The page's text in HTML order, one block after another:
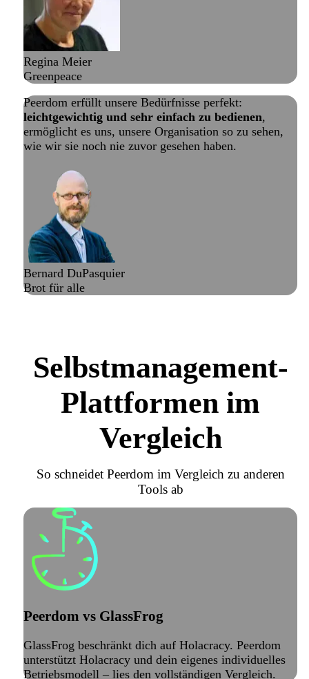
Regina Meier
Greenpeace
Peerdom erfüllt unsere Bedürfnisse perfekt:
leichtgewichtig und sehr einfach zu bedienen,
ermöglicht es uns, unsere Organisation so zu sehen,
wie wir sie noch nie zuvor gesehen haben.
Bernard DuPasquier
Brot für alle
Selbstmanagement-
Plattformen im
Vergleich
So schneidet Peerdom im Vergleich zu anderen
Tools ab
Peerdom vs GlassFrog
GlassFrog beschränkt dich auf Holacracy. Peerdom
unterstützt Holacracy und dein eigenes individuelles
Betriebsmodell –lies den vollständigen Vergleich.